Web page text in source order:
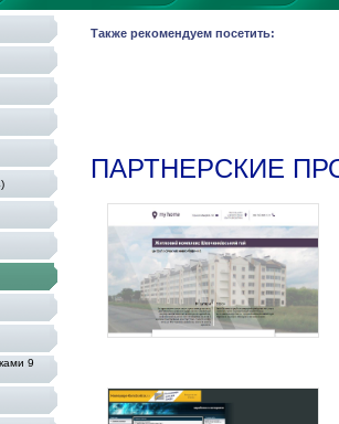
9
Также рекомендуем посетить:
ПАРТНЕРСКИЕ